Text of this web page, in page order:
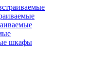
шкафы